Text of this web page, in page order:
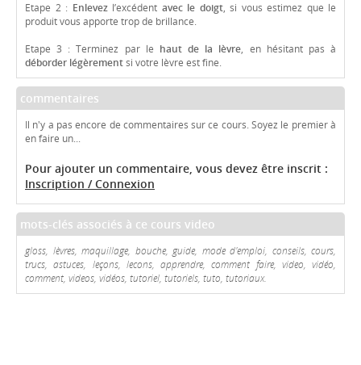
Etape 2 : Enlevezl’excédent avec le doigt, si vous estimez que le
produit vous apporte trop de brillance.
Etape 3 : Terminez par le haut de la lèvre, en hésitant pas à
déborder légèrementsi votre lèvre est fine.
commentaires
Il n'y a pas encore de commentaires sur ce cours. Soyez le premier à
en faire un...
Pour ajouter un commentaire, vous devez être inscrit :
Inscription / Connexion
mots-clés associés à ce cours video
gloss, lèvres, maquillage, bouche, guide, mode d'emploi, conseils, cours,
trucs, astuces, leçons, lecons, apprendre, comment faire, video, vidéo,
comment, videos, vidéos, tutoriel, tutoriels, tuto, tutoriaux.